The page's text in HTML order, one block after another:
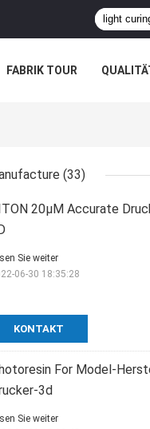
FABRIK TOUR
(33)
20μM Accurate
KONTAKT
Sie weiter
06-30 18:35:28
For Model-
3d
Sie weiter